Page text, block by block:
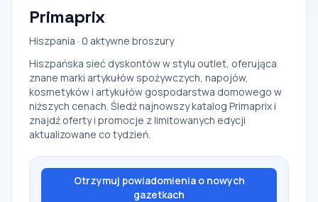
Primaprix
Hiszpania · 0 aktywne broszury
Hiszpańska sieć dyskontów w stylu outlet, oferująca
znane marki artykułów spożywczych, napojów,
kosmetyków i artykułów gospodarstwa domowego w
niższych cenach. Śledź najnowszy katalog Primaprix i
znajdź oferty i promocje z limitowanych edycji
aktualizowane co tydzień.
Otrzymuj powiadomienia o nowych
gazetkach